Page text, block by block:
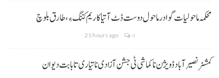
محکمہ ماحولیات گوادر ماحول دوست ڈٹ آتیا کاریم کننگ ءِ، طارق بلوچ
21 hours ago 0
کمشنر نصیر آباد ڈویژن نا کماشی ٹی جشن آزادی نا تیاری تا بابت دیوان